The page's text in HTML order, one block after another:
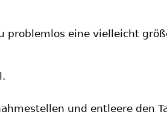
eine vielleicht
und entleere den